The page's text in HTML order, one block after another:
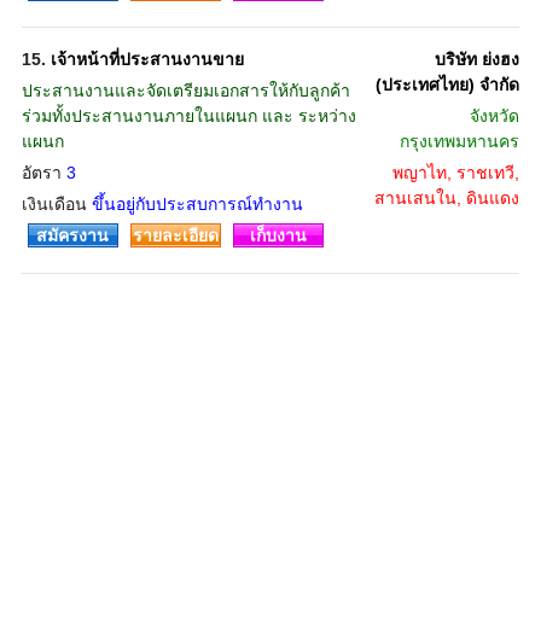
15. เจ้าหน้าที่ประสานงานขาย
ประสานงานและจัดเตรียมเอกสารให้กับลูกค้า
ร่วมทั้งประสานงานภายในแผนก และ ระหว่าง
แผนก
อัตรา 3
เงินเดือน ขึ้นอยู่กับประสบการณ์ทำงาน
บริษัท ย่งฮง
(ประเทศไทย) จำกัด
จังหวัด
กรุงเทพมหานคร
พญาไท, ราชเทวี,
สานเสนใน, ดินแดง
สมัครงาน
รายละเอียด เก็บงาน